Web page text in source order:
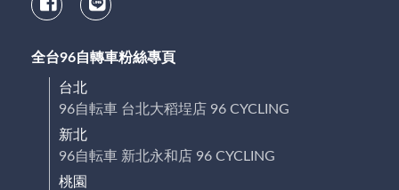
全台96自轉車粉絲專頁
台北
96自転車 台北大稻埕店 96 CYCLING
新北
96自転車 新北永和店 96 CYCLING
桃園